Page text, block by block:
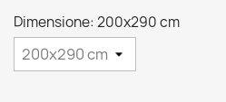
Dimensione: 200x290 cm